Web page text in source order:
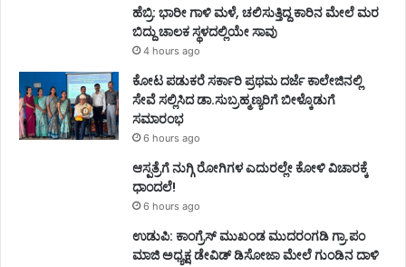
ಹೆಬ್ರಿ: ಭಾರೀ ಗಾಳಿ ಮಳೆ, ಚಲಿಸುತ್ತಿದ್ದ ಕಾರಿನ ಮೇಲೆ ಮರ
ಬಿದ್ದು ಚಾಲಕ ಸ್ಥಳದಲ್ಲಿಯೇ ಸಾವು
4 hours ago
ಕೋಟ ಪಡುಕರೆ ಸರ್ಕಾರಿ ಪ್ರಥಮ ದರ್ಜೆ ಕಾಲೇಜಿನಲ್ಲಿ
ಸೇವೆ ಸಲ್ಲಿಸಿದ ಡಾ.ಸುಬ್ರಹ್ಮಣ್ಯರಿಗೆ ಬೀಳ್ಕೊಡುಗೆ
ಸಮಾರಂಭ
6 hours ago
ಆಸ್ಪತ್ರೆಗೆ ನುಗ್ಗಿ ರೋಗಿಗಳ ಎದುರಲ್ಲೇ ಕೋಳಿ ವಿಚಾರಕ್ಕೆ
ಧಾಂದಲೆ!
6 hours ago
ಉಡುಪಿ: ಕಾಂಗ್ರೆಸ್‌ ಮುಖಂಡ ಮುದರಂಗಡಿ ಗ್ರಾ.ಪಂ
ಮಾಜಿ ಅಧ್ಯಕ್ಷ ಡೇವಿಡ್‌ ಡಿಸೋಜಾ ಮೇಲೆ ಗುಂಡಿನ ದಾಳಿ